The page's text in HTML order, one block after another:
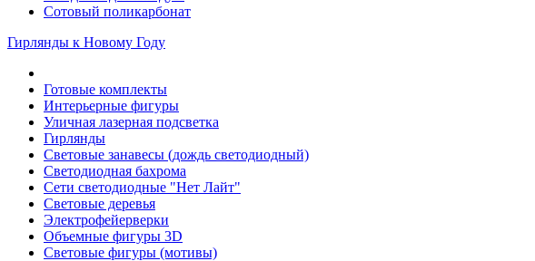
Сотовый поликарбонат
Гирлянды к Новому Году
Готовые комплекты
Интерьерные фигуры
Уличная лазерная подсветка
Гирлянды
Световые занавесы (дождь светодиодный)
Светодиодная бахрома
Сети светодиодные "Нет Лайт"
Световые деревья
Электрофейерверки
Объемные фигуры 3D
Световые фигуры (мотивы)